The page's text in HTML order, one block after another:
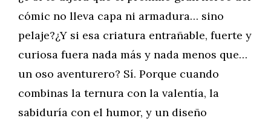
cómic no lleva capa ni armadura… sino
pelaje?¿Y si esa criatura entrañable, fuerte y
curiosa fuera nada más y nada menos que…
un oso aventurero? Sí. Porque cuando
combinas la ternura con la valentía, la
sabiduría con el humor, y un diseño